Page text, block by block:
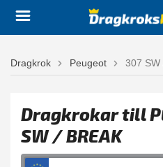
Dragkrok Peugeot 307 SW
Dragkrokar till
SW / BREAK